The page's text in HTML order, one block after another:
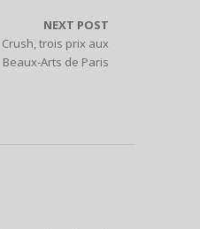
NEXT POST
Crush, trois prix aux
Beaux-Arts de Paris